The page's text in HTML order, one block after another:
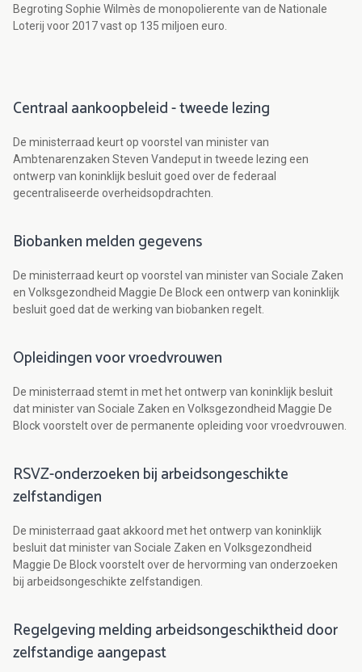
Begroting Sophie Wilmès de monopolierente van de Nationale
Loterij voor 2017 vast op 135 miljoen euro.
Centraal aankoopbeleid - tweede lezing
De ministerraad keurt op voorstel van minister van
Ambtenarenzaken Steven Vandeput in tweede lezing een
ontwerp van koninklijk besluit goed over de federaal
gecentraliseerde overheidsopdrachten.
Biobanken melden gegevens
De ministerraad keurt op voorstel van minister van Sociale Zaken
en Volksgezondheid Maggie De Block een ontwerp van koninklijk
besluit goed dat de werking van biobanken regelt.
Opleidingen voor vroedvrouwen
De ministerraad stemt in met het ontwerp van koninklijk besluit
dat minister van Sociale Zaken en Volksgezondheid Maggie De
Block voorstelt over de permanente opleiding voor vroedvrouwen.
RSVZ-onderzoeken bij arbeidsongeschikte
zelfstandigen
De ministerraad gaat akkoord met het ontwerp van koninklijk
besluit dat minister van Sociale Zaken en Volksgezondheid
Maggie De Block voorstelt over de hervorming van onderzoeken
bij arbeidsongeschikte zelfstandigen.
Regelgeving melding arbeidsongeschiktheid door
zelfstandige aangepast